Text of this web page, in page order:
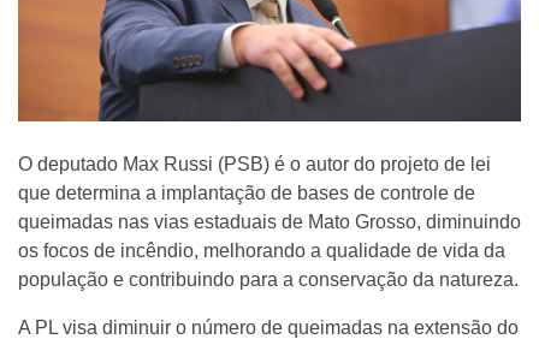
O deputado Max Russi (PSB) é o autor do projeto de lei
que determina a implantação de bases de controle de
queimadas nas vias estaduais de Mato Grosso, diminuindo
os focos de incêndio, melhorando a qualidade de vida da
população e contribuindo para a conservação da natureza.
A PL visa diminuir o número de queimadas na extensão do